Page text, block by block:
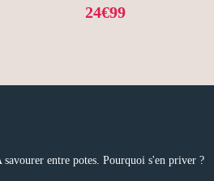
24€99
entre potes. Pourquoi s'en priver ?